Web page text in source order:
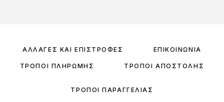
ΑΛΛΑΓΈΣ ΚΑΙ ΕΠΙΣΤΡΟΦΈΣ ΕΠΙΚΟΙΝΩΝΊΑ
ΤΡΌΠΟΙ ΠΛΗΡΩΜΉΣ ΤΡΌΠΟΙ ΑΠΟΣΤΟΛΉΣ
ΤΡΌΠΟΙ ΠΑΡΑΓΓΕΛΊΑΣ